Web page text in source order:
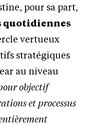
pour sa part,
quotidiennes
vertueux
stratégiques
au niveau
objectif
et processus